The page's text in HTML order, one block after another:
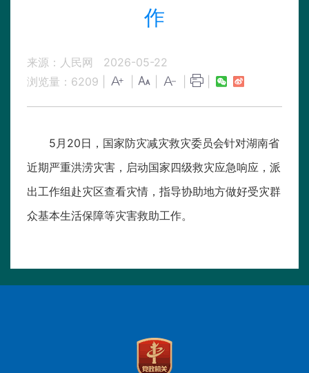
作
来源：人民网
2026-05-22
浏览量： 6209
5月20日，国家防灾减灾救灾委员会针对湖南省
近期严重洪涝灾害，启动国家四级救灾应急响应，派
出工作组赴灾区查看灾情，指导协助地方做好受灾群
众基本生活保障等灾害救助工作。